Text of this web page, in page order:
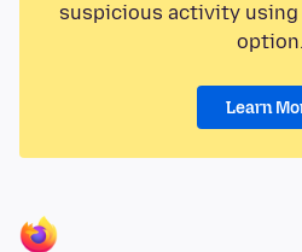
suspicious activity using
option.
Learn